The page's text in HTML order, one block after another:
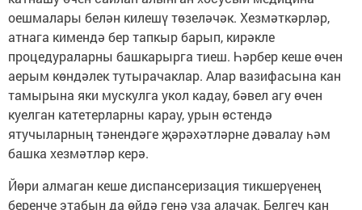
оешмалары белән килешү төзеләчәк. Хезмәткәрләр,
атнага кимендә бер тапкыр барып, кирәкле
процедураларны башкарырга тиеш. Һәрбер кеше өчен
аерым көндәлек тутырачаклар. Алар вазифасына кан
тамырына яки мускулга укол кадау, бәвел агу өчен
куелган катетерларны карау, урын өстендә
ятучыларның тәнендәге җәрәхәтләрне дәвалау һәм
башка хезмәтләр керә.
Йөри алмаган кеше диспансеризация тикшерүенең
беренче этабын да өйдә генә уза алачак. Белгеч кан